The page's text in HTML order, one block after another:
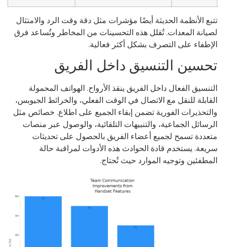
الأنظمة الحديثة أيضًا مؤشرات مثل دقة وقت الرد والامتثال
المعدات. تُقلل هذه التحسينات من المخاطر وتُساعد فرق
على التصرف بشكل أكثر فعالية.
التنسيق داخل الفريق
الفعال داخل الفريق ينقذ الأرواح. الهواتف المحمولة
للنقل مع الاتصال في الوقت الفعلي، والخرائط الجيوبس،
الفورية تضمن إبقاء الجميع على اطلاع. خصائص مثل
الجماعية، والتنبيهات التلقائية، والوصول عبر منصات
تسمح لجميع أعضاء الفريق بالحصول على تحديثات
يستخدم قادة الحوادث هذه الأدوات لمراقبة حالة
وتوجيه الموارد حيث تُحتاج.